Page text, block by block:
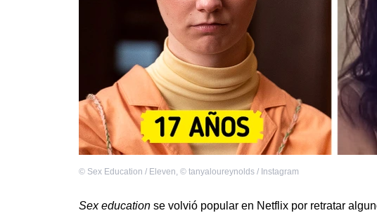
© Sex Education / Eleven, © tanyaloureynolds / Instagram
Sex education se volvió popular en Netflix por retratar